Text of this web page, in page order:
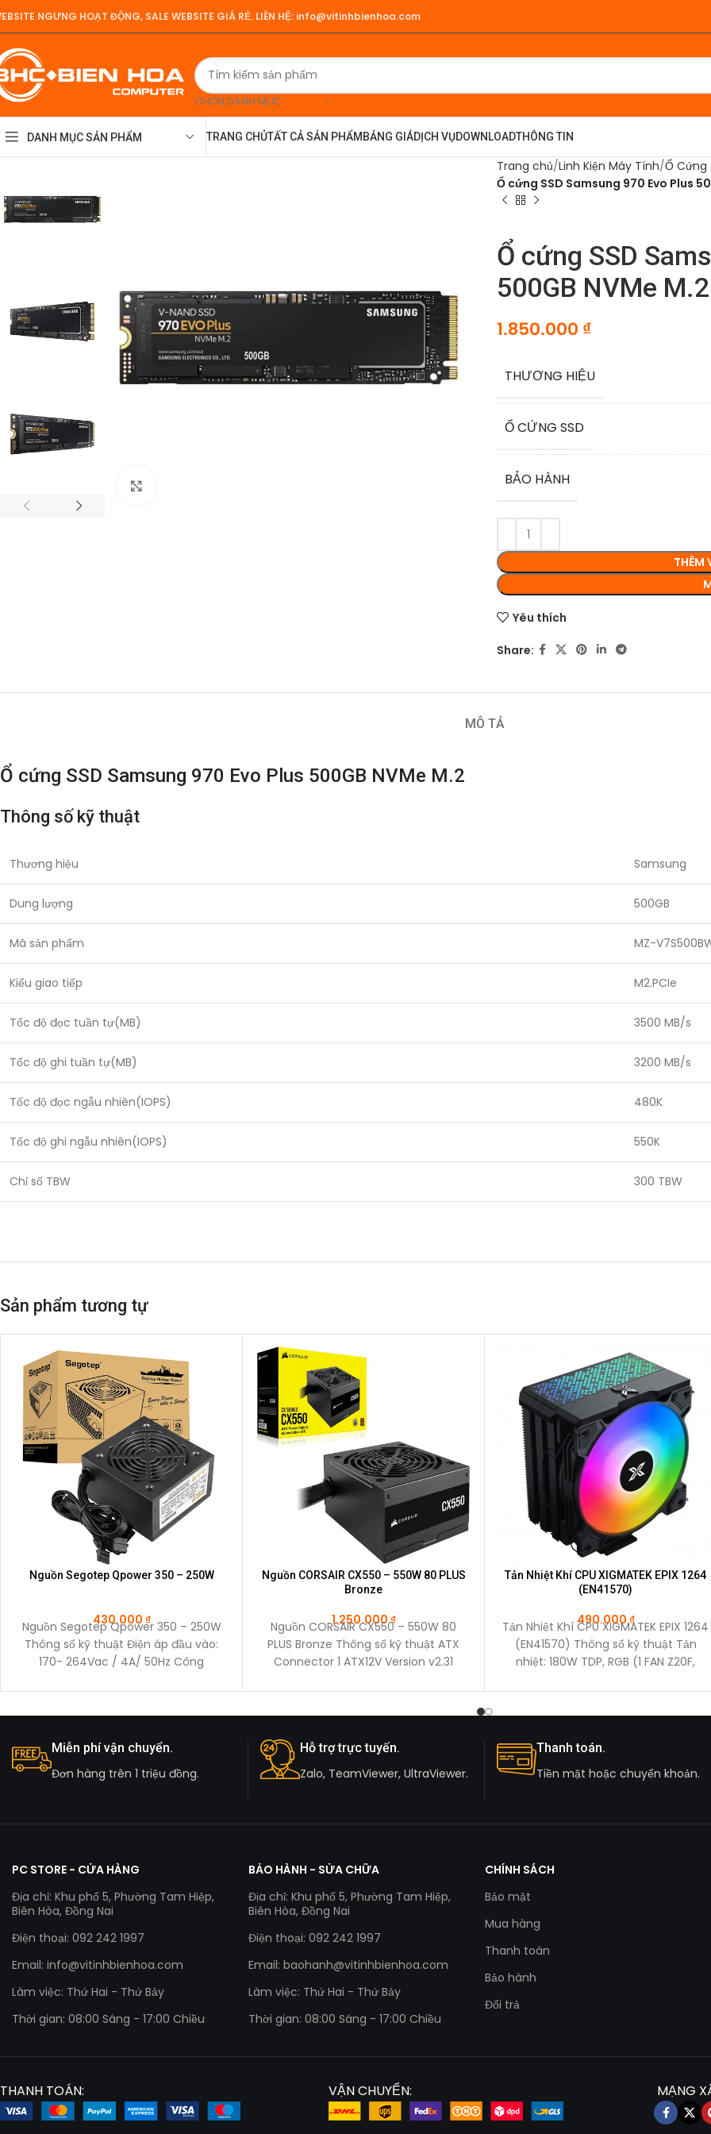
NGƯNG HOẠT ĐỘNG, SALE WEBSITE GIÁ RẺ. LIÊN HỆ: info@vitinhbienhoa.com
CHỌN DANH MỤC
DANH MỤC SẢN PHẨM TRANG CHỦTẤT CẢ SẢN PHẨM BẢNG GIÁDỊCH VỤDOWNLOADTHÔNG TIN
Trang chủ Linh Kiện Máy Tính Ổ Cứng
Ổ cứng SSD Samsung 970 Evo Plus
Ổ cứng SSD
500GB NVMe M.2
1.850.000 ₫
THƯƠNG HIỆU
Ổ CỨNG SSD
BẢO HÀNH
THÊM
Yêu thích
Share:
MÔ TẢ
Ổ cứng SSD Samsung 970 Evo Plus 500GB NVMe M.2
Thông số kỹ thuật
Thương hiệu Samsung
Dung lượng 500GB
Mã sản phẩm MZ-
Kiểu giao tiếp M2.PCIe
Tốc độ đọc tuần tự(MB) 3500 MB/s
Tốc độ ghi tuần tự(MB) 3200 MB/s
Tốc độ đọc ngẫu nhiên(IOPS) 480K
Tốc độ ghi ngẫu nhiên(IOPS) 550K
Chỉ số TBW 300 TBW
Sản phẩm tương tự
Nguồn Segotep Qpower 350 – 250W
430.000 ₫
Nguồn Segotep Qpower 350 – 250W
Thông số kỹ thuật Điện áp đầu vào:
170- 264Vac / 4A/ 50Hz Công
Nguồn CORSAIR CX550 – 550W 80 PLUS
Bronze
1.250.000₫
Nguồn CORSAIR CX550 – 550W 80
PLUS Bronze Thông số kỹ thuật ATX
Connector 1 ATX12V Version v2.31
Tản Nhiệt Khí CPU XIGMATEK EPIX 1264
(EN41570)
490.000₫
Tản Nhiệt Khí CPU XIGMATEK EPIX 1264
(EN41570) Thông số kỹ thuật Tản
nhiệt: 180W TDP, RGB (1 FAN Z20F,
Miễn phí vận chuyển.
Đơn hàng trên 1 triệu đồng.
Hỗ trợ trực tuyến.
Zalo, TeamViewer, UltraViewer.
Thanh toán.
Tiền mặt hoặc chuyển khoản.
PC STORE - CỬA HÀNG
Địa chỉ: Khu phố 5, Phường Tam Hiệp,
Biên Hòa, Đồng Nai
Điện thoại: 092 242 1997
Email: info@vitinhbienhoa.com
Làm việc: Thứ Hai - Thứ Bảy
Thời gian: 08:00 Sáng - 17:00 Chiều
BẢO HÀNH - SỬA CHỮA
Địa chỉ: Khu phố 5, Phường Tam Hiệp,
Biên Hòa, Đồng Nai
Điện thoại: 092 242 1997
Email: baohanh@vitinhbienhoa.com
Làm việc: Thứ Hai - Thứ Bảy
Thời gian: 08:00 Sáng - 17:00 Chiều
CHÍNH SÁCH
Bảo mật
Mua hàng
Thanh toán
Bảo hành
Đổi trả
THANH TOÁN: VẬN CHUYỂN: MẠNG